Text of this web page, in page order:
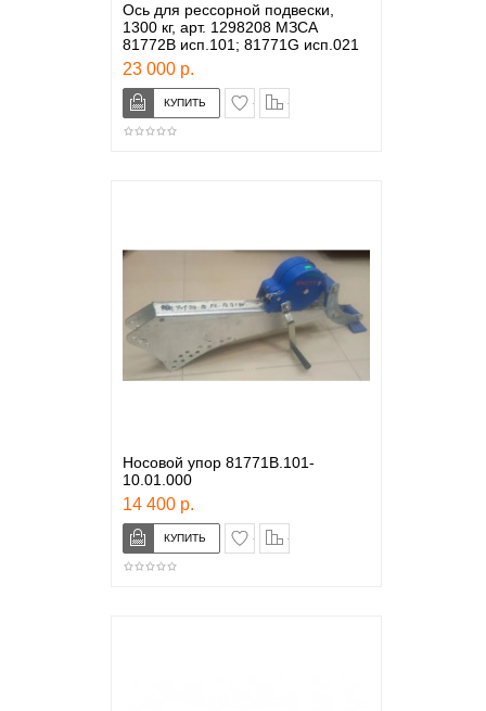
Ось для рессорной подвески,
1300 кг, арт. 1298208 МЗСА
81772В исп.101; 81771G исп.021
23 000 р.
в закладки
Носовой упор 81771B.101-
10.01.000
14 400 р.
в закладки